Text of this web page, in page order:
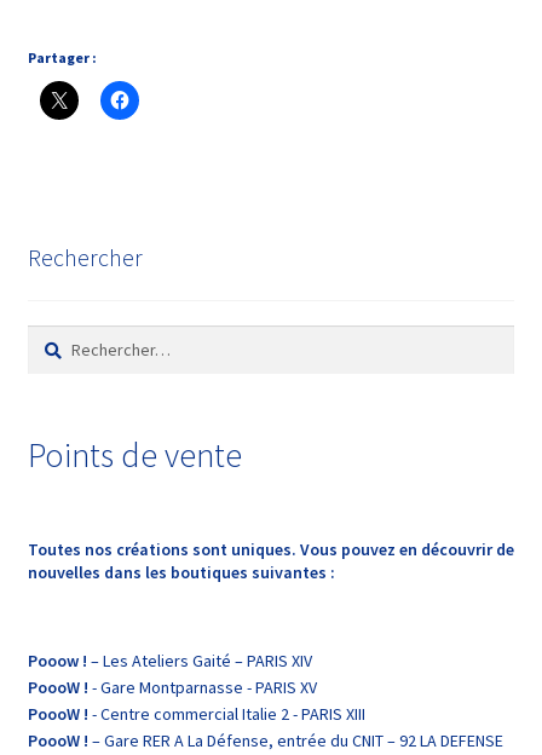
Partager :
Rechercher
Points de vente
Toutes nos créations sont uniques. Vous pouvez en découvrir de
nouvelles dans les boutiques suivantes :
Pooow ! – Les Ateliers Gaité – PARIS XIV
PoooW ! - Gare Montparnasse - PARIS XV
PoooW ! - Centre commercial Italie 2 - PARIS XIII
PoooW ! – Gare RER A La Défense, entrée du CNIT – 92 LA DEFENSE